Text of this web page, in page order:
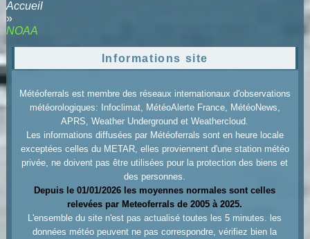
Accueil
»
NOAA
Informations site
Météoferrals est membre des réseaux internationaux d'observations
météorologiques: Infoclimat, MétéoAlerte France, MétéoNews,
APRS, Weather Underground et Weathercloud.
Les informations diffusées par Météoferrals sont en heure locale
exceptées celles du METAR, elles proviennent d'une station météo
privée, ne doivent pas être utilisées pour la protection des biens et
des personnes.
Depuis le 01/01/2026 les moyennes normales sont celles
relevées par Meteoferrals de 2005 à 2025.
L'ensemble du site n'est pas actualisé toutes les 5 minutes. les
données météo peuvent ne pas correspondre, vérifiez bien la